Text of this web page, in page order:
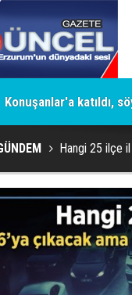
Konuşanlar'a katıldı,
Hangi 25 ilçe